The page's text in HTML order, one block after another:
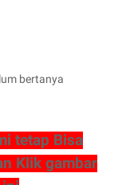
bertanya
tetap Bisa
Klik gambar